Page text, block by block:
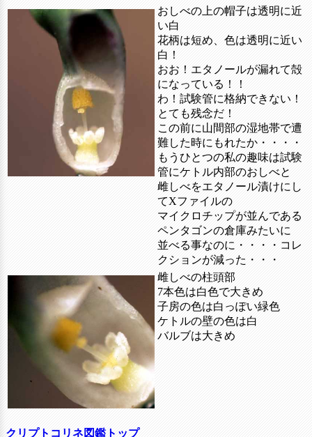
おしべの上の帽子は透明に近
い白
花柄は短め、色は透明に近い
白！
おお！エタノールが漏れて殻
になっている！！
わ！試験管に格納できない！
とても残念だ！
この前に山間部の湿地帯で遭
難した時にもれたか・・・・
もうひとつの私の趣味は試験
管にケトル内部のおしべと
雌しべをエタノール漬けにし
てXファイルの
マイクロチップが並んである
ペンタゴンの倉庫みたいに
並べる事なのに・・・・コレ
クションが減った・・・
雌しべの柱頭部
7本色は白色で大きめ
子房の色は白っぽい緑色
ケトルの壁の色は白
バルブは大きめ
クリプトコリネ図鑑トップ